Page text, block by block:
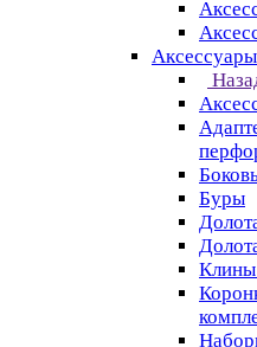
Буры
Клины